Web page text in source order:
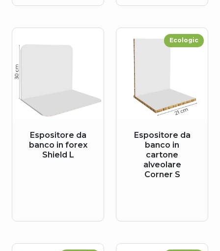
Espositore da
banco in forex
Shield L
Ecologic
Espositore da
banco in
cartone
alveolare
Corner S